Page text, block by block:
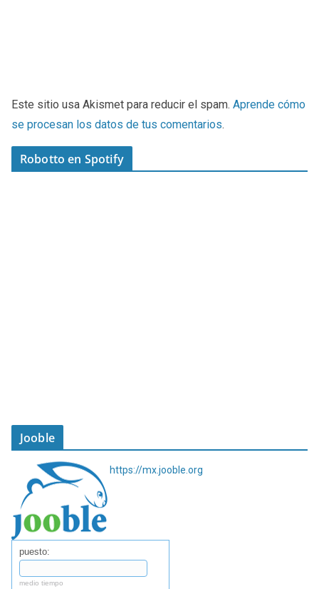
Este sitio usa Akismet para reducir el spam. Aprende cómo
se procesan los datos de tus comentarios.
Robotto en Spotify
Jooble
https://mx.jooble.org
puesto:
medio tiempo